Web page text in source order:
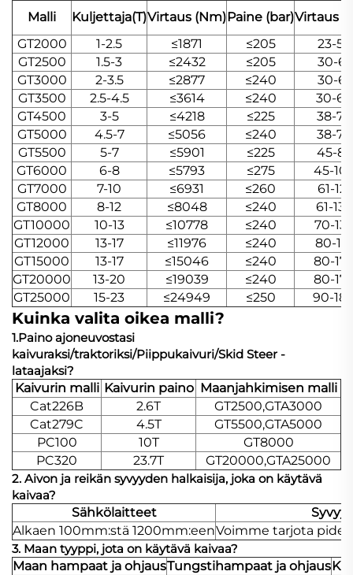
Malli
Kuljettaja(T)Virtaus (Nm)Paine (bar)Virtaus
GT2000
1-2.5 ≤1871 ≤205
23-53
GT2500
1.5-3 ≤2432 ≤205
30-61
GT3000
2-3.5 ≤2877 ≤240
30-61
GT3500
2.5-4.5 ≤3614 ≤240
30-68
GT4500
3-5 ≤4218 ≤225
38-76
GT5000
4.5-7 ≤5056 ≤240
38-76
GT5500
5-7 ≤5901 ≤225
45-83
GT6000
6-8 ≤5793 ≤275
45-
GT7000
7-10 ≤6931 ≤260
61-121
GT8000
8-12 ≤8048 ≤240
61-136
GT10000
10-13 ≤10778 ≤240
70-
GT12000
13-17 ≤11976 ≤240
80-151
GT15000
13-17 ≤15046 ≤240
80-
GT20000
13-20 ≤19039 ≤240
80-
GT25000
15-23 ≤24949 ≤250 90-
Kuinka valita oikea malli?
1.Paino ajoneuvostasi
kaivuraksi/traktoriksi/Piippukaivuri/Skid Steer -
lataajaksi?
Kaivurin malli Kaivurin paino Maanjahkimisen malli
Cat226B
2.6T
GT2500,GTA3000
Cat279C
4.5T
GT5500,GTA5000
PC100
10T
GT8000
PC320
23.7T
GT20000,GTA25000
2. Aivon ja reikän syvyyden halkaisija, joka on käytävä
kaivaa?
Sähkölaitteet
Syvyys
Alkaen 100mm:stä 1200mm:eenVoimme tarjota
3. Maan tyyppi, jota on käytävä kaivaa?
Maan hampaat ja ohjausTungstihampaat ja ohjaus